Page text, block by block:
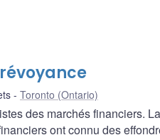
Toronto (Ontario)
des marchés financiers.
ont connu des